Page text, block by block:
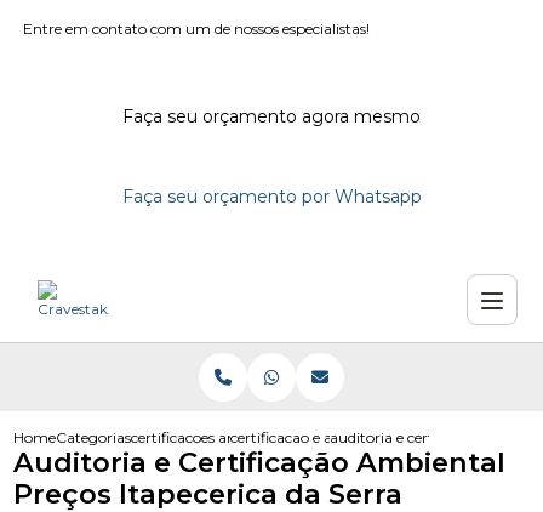
Entre em contato com um de nossos especialistas!
Faça seu orçamento agora mesmo
Faça seu orçamento por Whatsapp
HomeCategoriascertificacoes ambientaiscertificacao e auditoria ambiental
auditoria e certificacao
Auditoria e Certificação Ambiental
Preços Itapecerica da Serra